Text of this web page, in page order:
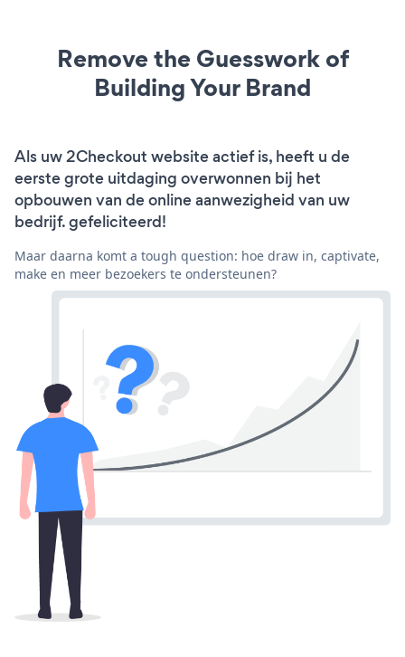
Remove the Guesswork of
Building Your Brand
Als uw 2Checkout website actief is, heeft u de
eerste grote uitdaging overwonnen bij het
opbouwen van de online aanwezigheid van uw
bedrijf. gefeliciteerd!
Maar daarna komt a tough question: hoe draw in, captivate,
make en meer bezoekers te ondersteunen?